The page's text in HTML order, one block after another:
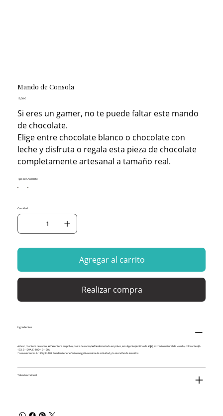
Mando de Consola
Precio
19,00 €
Si eres un gamer, no te puede faltar este mando
de chocolate.
Elige entre chocolate blanco o chocolate con
leche y disfruta o regala esta pieza de chocolate
completamente artesanal a tamaño real.
Tipo de Chocolate
Cantidad
Agregar al carrito
Realizar compra
Ingredientes
Azúcar, manteca de cacao, lecheentera en polvo, pasta de cacao, lechedesnatada en polvo, emulgente (lecitina desoja), extracto natural de vainilla, colorantes (E-
133, E-129*, E-102*, E-120).
*Los colorantes E-129 y E-102 Pueden tener efectos negativos sobre la actividad y la atención de los niños
Tabla Nutricional